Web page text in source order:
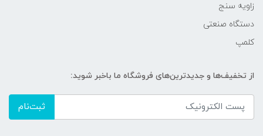
زاویه سنج
دستگاه صنعتی
کلمپ
از تخفیف‌ها و جدیدترین‌های فروشگاه ما باخبر شوید:
ثبت‌نام